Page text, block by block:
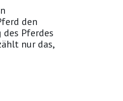
den
Pferdes
nur das,